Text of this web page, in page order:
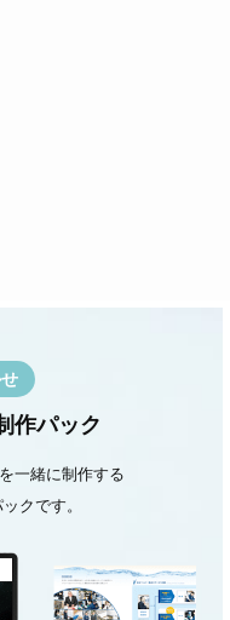
作パック
一緒に制作する
クです。